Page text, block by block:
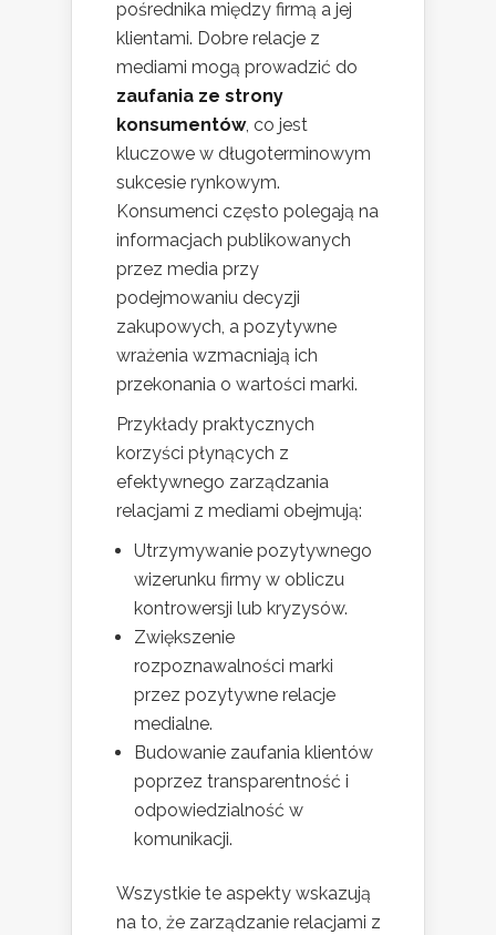
pośrednika między firmą a jej
klientami. Dobre relacje z
mediami mogą prowadzić do
zaufania ze strony
konsumentów, co jest
kluczowe w długoterminowym
sukcesie rynkowym.
Konsumenci często polegają na
informacjach publikowanych
przez media przy
podejmowaniu decyzji
zakupowych, a pozytywne
wrażenia wzmacniają ich
przekonania o wartości marki.
Przykłady praktycznych
korzyści płynących z
efektywnego zarządzania
relacjami z mediami obejmują:
Utrzymywanie pozytywnego
wizerunku firmy w obliczu
kontrowersji lub kryzysów.
Zwiększenie
rozpoznawalności marki
przez pozytywne relacje
medialne.
Budowanie zaufania klientów
poprzez transparentność i
odpowiedzialność w
komunikacji.
Wszystkie te aspekty wskazują
na to, że zarządzanie relacjami z